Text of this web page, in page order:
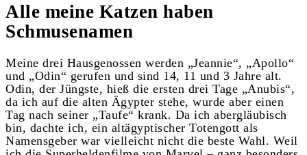
Alle meine Katzen haben
Schmusenamen
Meine drei Hausgenossen werden „Jeannie“, „Apollo“
und „Odin“ gerufen und sind 14, 11 und 3 Jahre alt.
Odin, der Jüngste, hieß die ersten drei Tage „Anubis“,
da ich auf die alten Ägypter stehe, wurde aber einen
Tag nach seiner „Taufe“ krank. Da ich abergläubisch
bin, dachte ich, ein altägyptischer Totengott als
Namensgeber war vielleicht nicht die beste Wahl. Weil